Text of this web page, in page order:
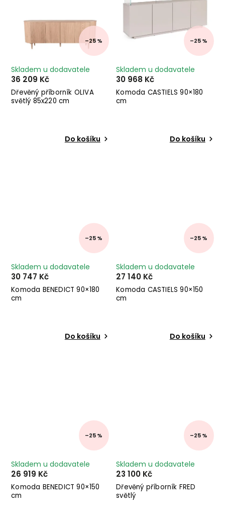
–25 %
Dřevěný příborník OLIVA
světlý 85x220 cm
Skladem u dodavatele
36 209 Kč
Do košíku
–25 %
Komoda CASTIELS 90×180
cm
Skladem u dodavatele
30 968 Kč
Do košíku
–25 %
Komoda BENEDICT 90×180
cm
Skladem u dodavatele
30 747 Kč
Do košíku
–25 %
Komoda CASTIELS 90×150
cm
Skladem u dodavatele
27 140 Kč
Do košíku
–25 %
Komoda BENEDICT 90×150
cm
Skladem u dodavatele
26 919 Kč
–25 %
Dřevěný příborník FRED
světlý
Skladem u dodavatele
23 100 Kč